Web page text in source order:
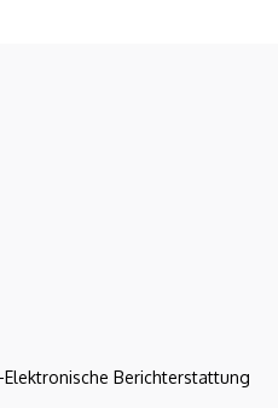
Berichterstattung